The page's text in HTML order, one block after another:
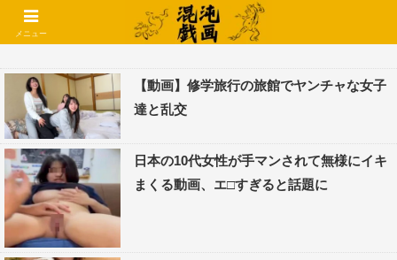
コメントでコテハン使えるようになりました🌱
【動画】修学旅行の旅館でヤンチャな女子
達と乱交
日本の10代女性が手マンされて無様にイキ
まくる動画、エ□すぎると話題に
メニュー